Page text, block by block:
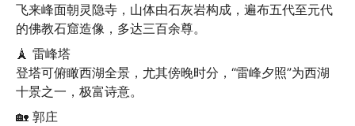
飞来峰面朝灵隐寺，山体由石灰岩构成，遍布五代至元代
的佛教石窟造像，多达三百余尊。
🗼 雷峰塔
登塔可俯瞰西湖全景，尤其傍晚时分，“雷峰夕照”为西湖
十景之一，极富诗意。
🏡 郭庄